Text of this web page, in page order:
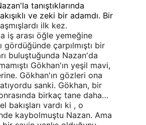
tanıştıklarında
ve zeki bir adamdı. Bir
ilk kez.
iş arası öğle yemeğine
gördüğünde çarpılmıştı bir
buluştuğunda Nazan'da
Gökhan'ın yeşil mavi,
Gökhan'ın gözleri ona
sanki. Gökhan, bir
birkaç tane daha…
bakışları vardı ki , o
kaybolmuştu Nazan. Ama